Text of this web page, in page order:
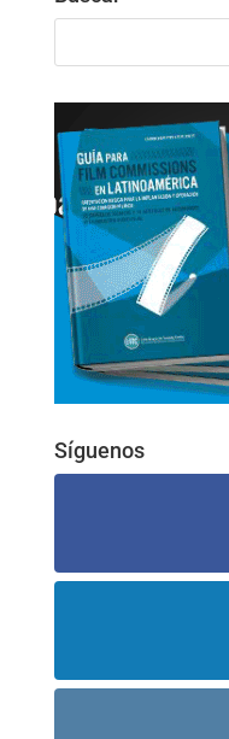
Síguenos